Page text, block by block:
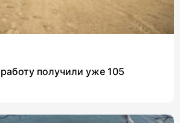
получили уже 105